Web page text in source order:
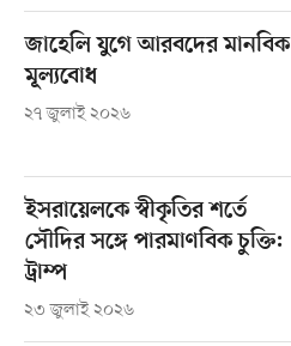
জাহেলি যুগে আরবদের মানবিক
মূল্যবোধ
২৭ জুলাই ২০২৬
ইসরায়েলকে স্বীকৃতির শর্তে
সৌদির সঙ্গে পারমাণবিক চুক্তি:
ট্রাম্প
২৩ জুলাই ২০২৬